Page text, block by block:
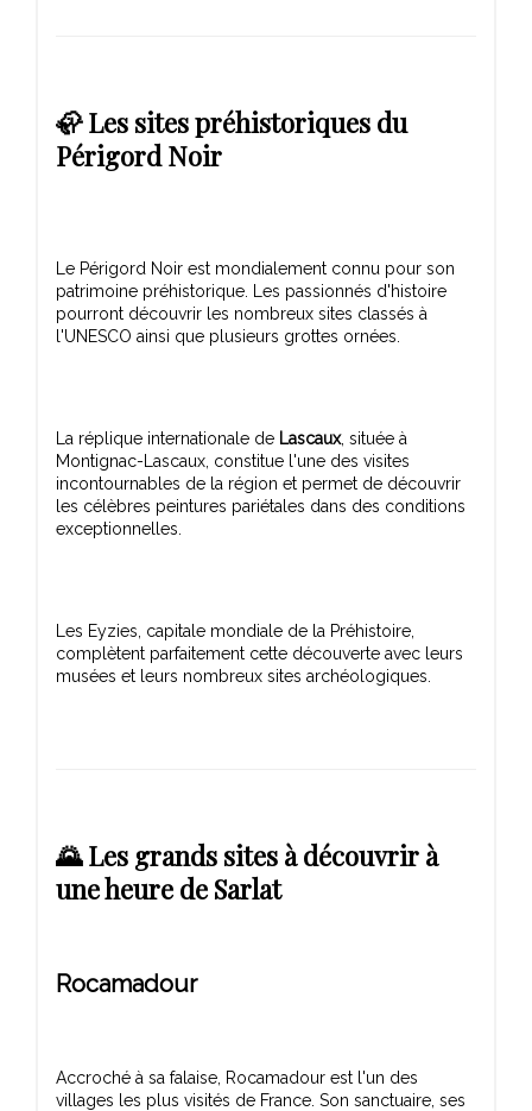
🦣 Les sites préhistoriques du
Périgord Noir
Le Périgord Noir est mondialement connu pour son
patrimoine préhistorique. Les passionnés d'histoire
pourront découvrir les nombreux sites classés à
La réplique internationale de Lascaux, située à
Montignac-Lascaux, constitue l'une des visites
incontournables de la région et permet de découvrir
les célèbres peintures pariétales dans des conditions
Les Eyzies, capitale mondiale de la Préhistoire,
complètent parfaitement cette découverte avec leurs
🌄 Les grands sites à découvrir à
une heure de Sarlat
Rocamadour
Accroché à sa falaise, Rocamadour est l'un des
villages les plus visités de France. Son sanctuaire, ses